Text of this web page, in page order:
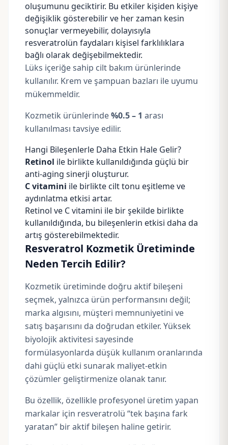
oluşumunu geciktirir. Bu etkiler kişiden kişiye
değişiklik gösterebilir ve her zaman kesin
sonuçlar vermeyebilir, dolayısıyla
resveratrolün faydaları kişisel farklılıklara
bağlı olarak değişebilmektedir.
Lüks içeriğe sahip cilt bakım ürünlerinde
kullanılır. Krem veşampuan bazları ile uyumu
mükemmeldir.
Kozmetik ürünlerinde%0.5 – 1 arası
kullanılması tavsiye edilir.
Hangi Bileşenlerle Daha Etkin Hale Gelir?
Retinol ile birlikte kullanıldığında güçlü bir
anti-aging sinerji oluşturur.
C vitamini ile birlikte cilt tonu eşitleme ve
aydınlatma etkisi artar.
Retinol ve C vitamini ile bir şekilde birlikte
kullanıldığında, bu bileşenlerin etkisi daha da
artış gösterebilmektedir.
Resveratrol Kozmetik Üretiminde
Neden Tercih Edilir?
Kozmetik üretiminde doğru aktif bileşeni
seçmek, yalnızca ürün performansını değil;
marka algısını, müşteri memnuniyetini ve
satış başarısını da doğrudan etkiler. Yüksek
biyolojik aktivitesi sayesinde
formülasyonlarda düşük kullanım oranlarında
dahi güçlü etki sunarak maliyet-etkin
çözümler geliştirmenize olanak tanır.
Bu özellik, özellikle profesyonel üretim yapan
markalar için resveratrolü “tek başına fark
yaratan” bir aktif bileşen haline getirir.